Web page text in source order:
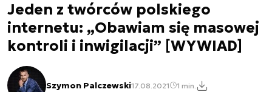
Jeden z twórców polskiego
internetu: „Obawiam się masowej
kontroli i inwigilacji” [WYWIAD]
Szymon Palczewski17.08.2021 1 min.